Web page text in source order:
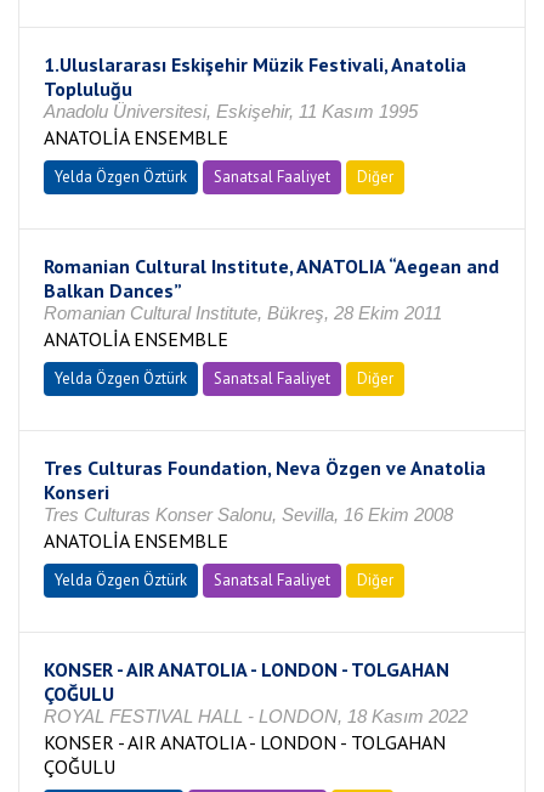
1.Uluslararası Eskişehir Müzik Festivali, Anatolia
Topluluğu
Anadolu Üniversitesi, Eskişehir, 11 Kasım 1995
ANATOLİA ENSEMBLE
Yelda Özgen Öztürk Sanatsal Faaliyet Diğer
Romanian Cultural Institute, ANATOLIA “Aegean and
Balkan Dances”
Romanian Cultural Institute, Bükreş, 28 Ekim 2011
ANATOLİA ENSEMBLE
Yelda Özgen Öztürk Sanatsal Faaliyet Diğer
Tres Culturas Foundation, Neva Özgen ve Anatolia
Konseri
Tres Culturas Konser Salonu, Sevilla, 16 Ekim 2008
ANATOLİA ENSEMBLE
Yelda Özgen Öztürk Sanatsal Faaliyet Diğer
KONSER - AIR ANATOLIA - LONDON - TOLGAHAN
ÇOĞULU
ROYAL FESTIVAL HALL - LONDON, 18 Kasım 2022
KONSER - AIR ANATOLIA - LONDON - TOLGAHAN
ÇOĞULU